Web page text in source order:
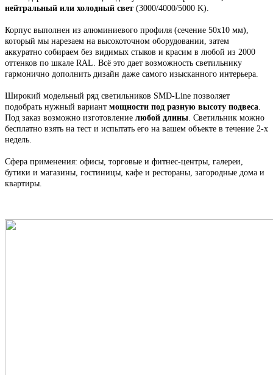
нейтральный или холодный свет (3000/4000/5000 K).
Корпус выполнен из алюминиевого профиля (сечение 50х10 мм),
который мы нарезаем на высокоточном оборудовании, затем
аккуратно собираем без видимых стыков и красим в любой из 2000
оттенков по шкале RAL. Всё это дает возможность светильнику
гармонично дополнить дизайн даже самого изысканного интерьера.
Широкий модельный ряд светильников SMD-Line позволяет
подобрать нужный вариант мощности под разную высоту подвеса.
Под заказ возможно изготовление любой длины. Светильник можно
бесплатно взять на тест и испытать его на вашем объекте в течение 2-х
недель.
Сфера применения: офисы, торговые и фитнес-центры, галереи,
бутики и магазины, гостиницы, кафе и рестораны, загородные дома и
квартиры.